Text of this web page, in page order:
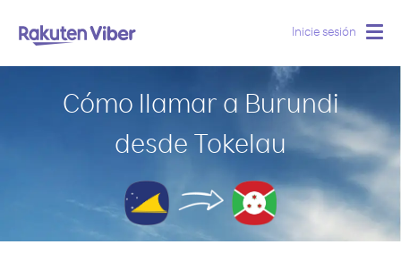
Inicie sesión
Cómo llamar a Burundi
desde Tokelau